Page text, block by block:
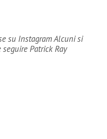
su Instagram Alcuni si
Patrick Ray